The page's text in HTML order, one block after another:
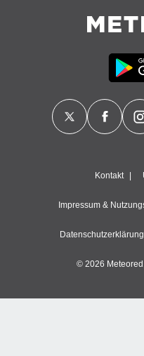
Kontakt
Impressum &
Datenschutzerklärung
© 2026